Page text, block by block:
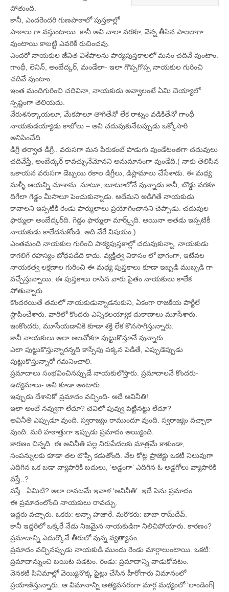
పోతుంది.
కానీ, ఎందరెందరి గుణపాఠాలో పుస్తకాల్లో
పాఠాలు గా వస్తుంటాయి. కానీ అవి చాలా వరకూ, వెన్న తీసిన పాలలాగా
వుంటాయి కాబట్టి ఎవరికీ రుచించవు.
ఎందరో నాయకుల జీవిత విశేషాలను పాఠ్యపుస్తకాలలో మనం చదివే వుంటాం.
గాంధీ, లెనిన్‌, అంబేద్కర్‌, మండేలా- ఇలా గొప్పగొప్ప నాయకుల గురించి
చదివే వుంటాం.
ఇంత మందిగురించి చదివినా, నాయకుడు అవ్వాలంటే ఏమి చెయ్యాలో
స్పష్టంగా తెలియదు.
వేరుశనక్కాయలూ, మేకపాలూ తాగితేనో లేక రాట్నం వడికితేనో గాంధీ
నాయకుడయ్యాడు కాబోలు – అని చదువుకునేటప్పుడు ఒక్కోసారి
అనిపించేది.
డిగ్రీ తర్వాత డిగ్రీ.. వరుసగా మన పేరుకంటే పొడుగు వుండేటంతగా చదువులు
చదివేస్తే, అంబేద్కర్‌ కావచ్చునేమోనని అనుమానంగా వుండేది.( నాకు తెలిసిన
ఒకాయన వరుసగా డెబ్బయి రకాల డిగ్రీలు, డిప్లామాలు చేసేశాడు. ఈ మధ్య
మళ్ళీ ఆయన్ని చూశాను. సూటూ, బూటూలోనే వున్నాడు కానీ, బొడ్డు వరకూ
దిగేలా గెడ్డం మీసాలూ పెంచుకున్నాడు. అదేమని అడిగితే నాయకుడు
కావాలని ఇప్పటికి రెండు ఫార్ములాలు ప్రయోగించానని చెప్పాడు. చదువుల
ఫార్ములా అంబేద్కర్‌ది. గెడ్డం ఫార్ములా మార్క్స్‌ది. అయినా అతడు ఇప్పటికీ
నాయకుడు కాలేదనుకోండి. అది వేరే విషయం.)
ఎంతమంది నాయకుల గురించి పాఠ్యపుస్తకాల్లో చదువుకున్నా, నాయకుడు
కాగలిగే రహస్యం బోధపడేది కాదు. వ్యక్తిత్వ వికాసం లో భాగంగా, ఇటీవల
నాయకత్వ లక్షణాల గురించి ఈ మధ్య పుస్తకాలు కూడా ఇబ్బడి ముబ్బడి గా
వచ్చేస్తున్నాయి. ఈ పుస్తకాలు రాసిన వారు సైతం నాయకులు కాలేక
పోతున్నారు.
కొందరయితే తమలో నాయకుడున్నాడనుకుని, ఏకంగా రాజకీయ పార్టీలే
స్థాపించేశారు. వారిలో కొందరు ఎన్నికలయ్యాక దుకాణాలు మూసేశారు.
ఇంకొందరు, మూసేయడానికి కూడా శక్తి లేక కొనసాగిస్తున్నారు.
కానీ నాయకులు అలా అలవోకగా పుట్టుకొస్తూనే వున్నారు.
ఎలా పుట్టుకొస్తున్నారన్నది కాస్సేపు పక్కన పెడితే, ఎప్పుడెప్పుడు
పుట్టుకొస్తున్నారో గమనించాలి.
ప్రమాదాలు సంభవించినప్పుడే నాయకులొస్తారు. ప్రమాదాలనే కొందరు-
ఉద్యమాలు- అని కూడా అంటారు.
ఇప్పుడు దేశానికో ప్రమాదం వచ్చింది- అదే అవినీతి!
ఇలా అంటే నవ్వుగా లేదూ? చెవిలో పువ్వు పెట్టినట్టు లేదూ?
అవినీతి ఎప్పుడూ వుంది. స్వరాజ్యం రాముందూ వుంది. స్వరాజ్యం వచ్చాకా
వుంది. మరి హఠాత్తుగా ఇప్పుడు ప్రమాదం అయ్యింది.
కారణం చిన్నది. ఈ అవినీతి పల్ల నిరుపేదలకు మాత్రమే కాకుండా,
సంపన్నులకు కూడా తల బొప్పి కడుతోంది. వేల కోట్ల ప్రాజెక్టు ఒకటి నిలువుగా
ఎదిగిన ఒక బడా వ్యాపారికి బదులు, ‘అడ్డంగా’ ఎదిగిన ఓ అడ్డగోలు వ్యాపారికి
వస్తే..?
వస్తే.. ఏమిటి? అలా రావటమే ఇవాళ ‘అవినీతి’. ఇదే పెను ప్రమాదం.
ఈ ప్రమాదంలోంచి నాయకులు రావచ్చు.
ఇద్దరు వచ్చారు. ఒకరు: అన్నా హజారే. మరొకరు: బాబా రామ్‌దేవ్‌.
కానీ ఇద్దరిలో ఒక్కరే నేడు నిజమైన నాయకుడిగా నిలిచిపోయారు. కారణం?
ప్రమాదాన్ని ఎదుర్కొనే తీరులో వున్న వ్యత్యాసం.
ప్రమాదం వచ్చినప్పుడు నాయకుడి ముందు రెండు మార్గాలుంటాయి. ఒకటి:
ప్రమాదాన్నుంచి బయిట పడటం. రెండు: ప్రమాదాన్ని వాడుకోవటం.
వెనకటి సినిమాల్లో వెయ్యినొక్క ఫైట్లు చేసిన హీరోగారు విమానంలో
ప్రయాణిస్తున్నారు. ఆ విమానాన్ని అత్యవసరంగా మార్గ మధ్యంలో ‘లాండింగ్‌|